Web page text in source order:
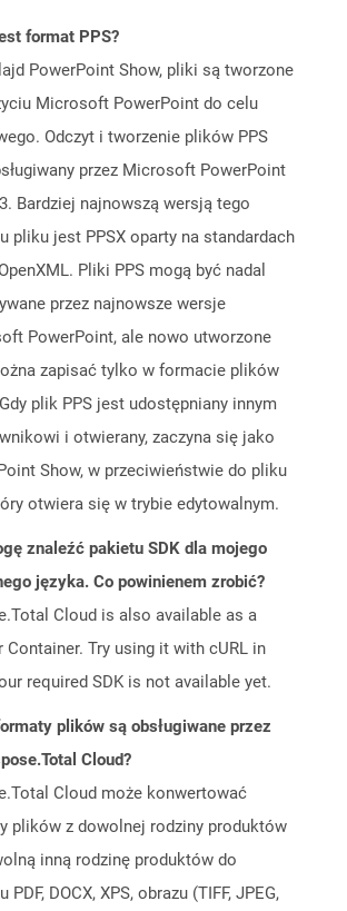
format PPS?
PowerPoint Show, pliki są tworzone
Microsoft PowerPoint do celu
Odczyt i tworzenie plików PPS
przez Microsoft PowerPoint
Bardziej najnowszą wersją tego
pliku jest PPSX oparty na standardach
Pliki PPS mogą być nadal
przez najnowsze wersje
PowerPoint, ale nowo utworzone
zapisać tylko w formacie plików
plik PPS jest udostępniany innym
i otwierany, zaczyna się jako
Show, w przeciwieństwie do pliku
otwiera się w trybie edytowalnym.
znaleźć pakietu SDK dla mojego
języka. Co powinienem zrobić?
Cloud is also available as a
Container. Try using it with cURL in
required SDK is not available yet.
plików są obsługiwane przez
Cloud?
Cloud może konwertować
plików z dowolnej rodziny produktów
inną rodzinę produktów do
PDF, DOCX, XPS, obrazu (TIFF, JPEG,